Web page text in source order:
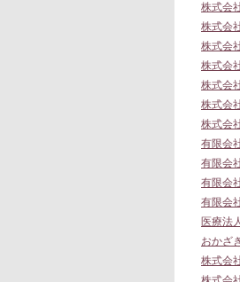
株式会
株式会
株式会
株式会
株式会
株式会
株式会
有限会
有限会
有限会
有限会
医療法
おかざ
株式会